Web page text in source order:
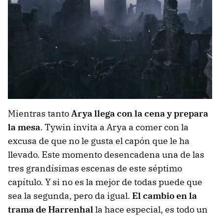
Mientras tantoArya llega con la cena y prepara
la mesa. Tywin invita a Arya a comer con la
excusa de que no le gusta el capón que le ha
llevado. Este momento desencadena una de las
tres grandísimas escenas de este séptimo
capítulo. Y si no es la mejor de todas puede que
sea la segunda, pero da igual. El cambio en la
trama de Harrenhalla hace especial, es todo un